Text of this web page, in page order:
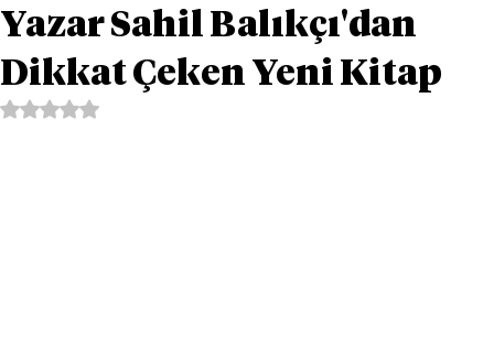
Yazar Sahil Balıkçı'dan
Dikkat Çeken Yeni Kitap
5 üzerinden NaN yıldız